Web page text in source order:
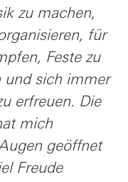
zu machen,
für
Feste zu
und sich immer
erfreuen. Die
mich
geöffnet
Freude